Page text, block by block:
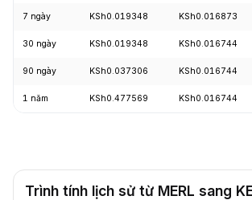
7 ngày KSh0.019348 KSh0.016873
30 ngày KSh0.019348 KSh0.016744
90 ngày KSh0.037306 KSh0.016744
1 năm KSh0.477569 KSh0.016744
Trình tính lịch sử từ MERL sang